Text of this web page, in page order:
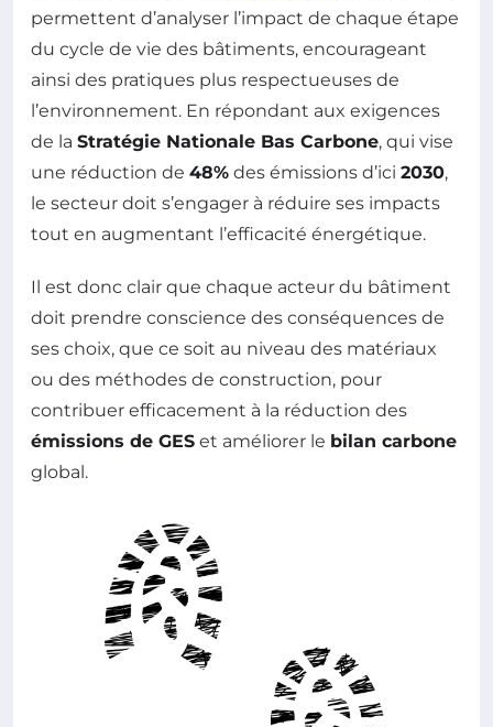
permettent d’analyser l’impact de chaque étape
du cycle de vie des bâtiments, encourageant
ainsi des pratiques plus respectueuses de
l’environnement. En répondant aux exigences
de la Stratégie Nationale Bas Carbone, qui vise
une réduction de 48% des émissions d’ici 2030,
le secteur doit s’engager à réduire ses impacts
tout en augmentant l’efficacité énergétique.
Il est donc clair que chaque acteur du bâtiment
doit prendre conscience des conséquences de
ses choix, que ce soit au niveau des matériaux
ou des méthodes de construction, pour
contribuer efficacement à la réduction des
émissions de GES et améliorer le bilan carbone
global.